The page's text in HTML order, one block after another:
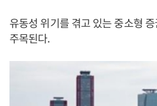
유동성 위기를 겪고 있는 중소형
주목된다.